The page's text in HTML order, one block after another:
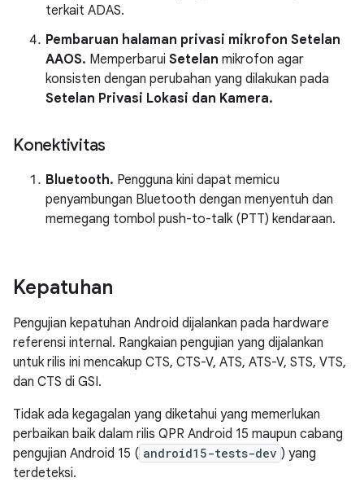
terkait ADAS.
Pembaruan halaman privasi mikrofon Setelan
AAOS. Memperbarui Setelan mikrofon agar
konsisten dengan perubahan yang dilakukan pada
Setelan Privasi Lokasi dan Kamera.
Konektivitas
Bluetooth. Pengguna kini dapat memicu
penyambungan Bluetooth dengan menyentuh dan
memegang tombol push-to-talk (PTT) kendaraan.
Kepatuhan
Pengujian kepatuhan Android dijalankan pada hardware
referensi internal. Rangkaian pengujian yang dijalankan
untuk rilis ini mencakup CTS, CTS-V, ATS, ATS-V, STS, VTS,
dan CTS di GSI.
Tidak ada kegagalan yang diketahui yang memerlukan
perbaikan baik dalam rilis QPR Android 15 maupun cabang
pengujian Android 15 ( android15-tests-dev ) yang
terdeteksi.